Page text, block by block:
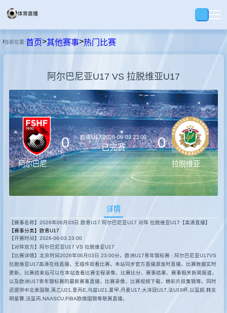
首页
足球
篮球
录播
集锦
速报
当前位置:首页>其他赛事>热门比赛
阿尔巴尼亚U17 VS 拉脱维亚U17
阿尔巴尼亚U17
0 欧青U172026-06-03 23:00
已完赛 0
详情
【赛事名称】2026年06月03日 欧青U17 阿尔巴尼亚U17 对阵 拉脱维亚U17【高清直播】
【赛事分类】 欧青U17
【开赛时间】2026-06-03 23:00
【对阵双方】阿尔巴尼亚U17 VS 拉脱维亚U17
【比赛详情】北京时间2026年06月03日 23:00分，欧洲U17青年锦标赛 : 阿尔巴尼亚U17VS
拉脱维亚U17高清在线直播，无插件观看比赛。本站同步官方直播源准时直播，比赛数据实时
更新。比赛结束后可以在本站查看比赛全程录像、比赛比分、赛事结果、赛事相关新闻报道，
以及欧洲U17青年锦标赛的最新赛事直播，比赛录像，比赛视频下载，精彩片段集锦等。同时
还提供中北美国联,英乙U21,意丙E,乌兹U21,爱甲,丹麦U17,大洋冠U17,法U19杯,以篮超,韩女
明星賽,法篮丙,NAASCU,FIBA欧微国锦等联赛直播。